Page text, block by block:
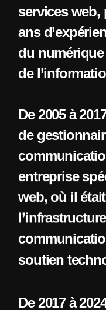
services web,
ans
du
de
De 2005 à
de
entreprise
web, où il
soutien
De 2017 à